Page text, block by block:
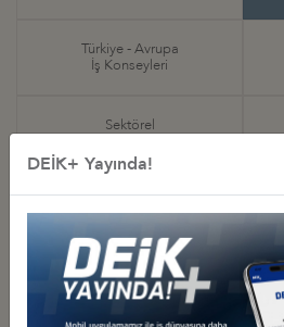
Türkiye - Avrupa
İş Konseyleri
Sektörel
DEİK+ Yayında!